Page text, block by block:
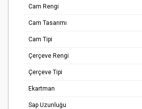
Cam Rengi
Cam Tasarımı
Cam Tipi
Çerçeve Rengi
Çerçeve Tipi
Ekartman
Sap Uzunluğu